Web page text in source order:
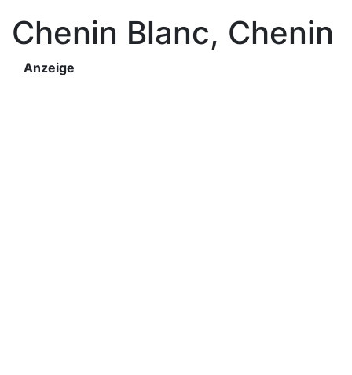
Chenin Blanc, Chenin
Anzeige